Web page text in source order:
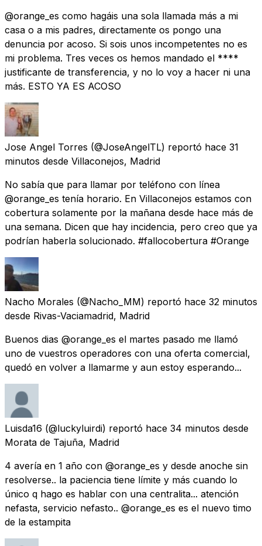
@orange_es como hagáis una sola llamada más a mi
casa o a mis padres, directamente os pongo una
denuncia por acoso. Si sois unos incompetentes no es
mi problema. Tres veces os hemos mandado el ****
justificante de transferencia, y no lo voy a hacer ni una
más. ESTO YA ES ACOSO
Jose Angel Torres (@JoseAngelTL) reportó hace 31
minutos desde Villaconejos, Madrid
No sabía que para llamar por teléfono con línea
@orange_es tenía horario. En Villaconejos estamos con
cobertura solamente por la mañana desde hace más de
una semana. Dicen que hay incidencia, pero creo que ya
podrían haberla solucionado. #fallocobertura #Orange
Nacho Morales (@Nacho_MM) reportó hace 32 minutos
desde Rivas-Vaciamadrid, Madrid
Buenos dias @orange_es el martes pasado me llamó
uno de vuestros operadores con una oferta comercial,
quedó en volver a llamarme y aun estoy esperando...
Luisda16 (@luckyluirdi) reportó hace 34 minutos desde
Morata de Tajuña, Madrid
4 avería en 1 año con @orange_es y desde anoche sin
resolverse.. la paciencia tiene límite y más cuando lo
único q hago es hablar con una centralita... atención
nefasta, servicio nefasto.. @orange_es es el nuevo timo
de la estampita